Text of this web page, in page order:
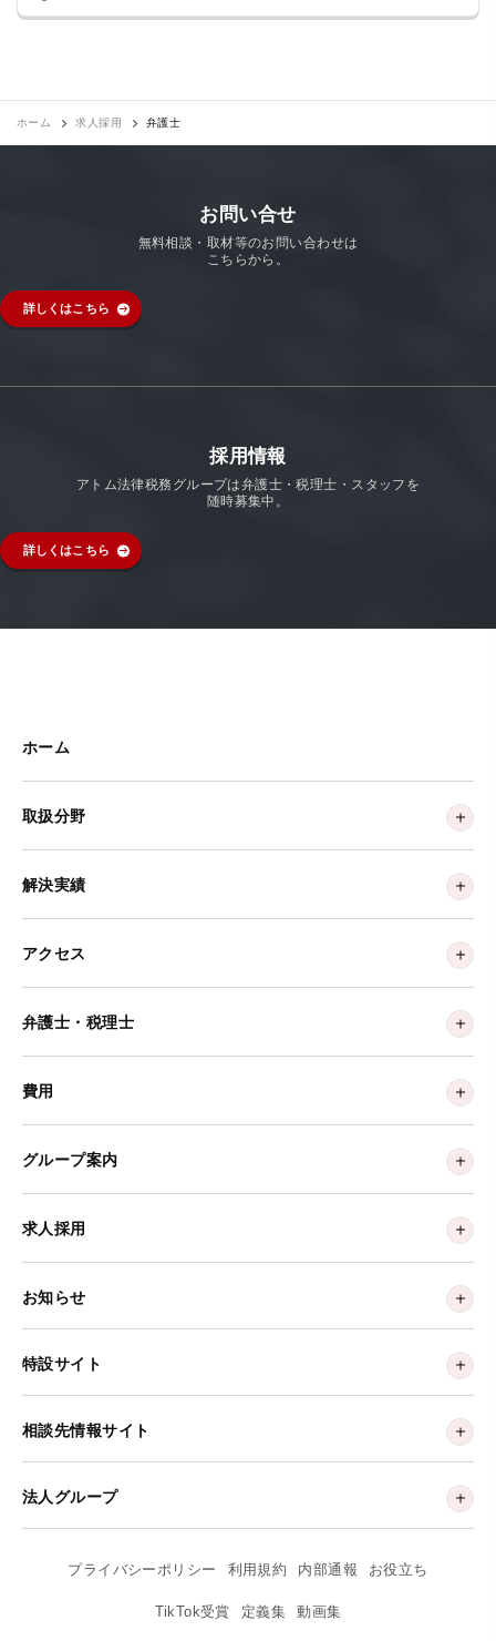
ホーム 求人採用 弁護士
お問い合せ
無料相談・取材等のお問い合わせは
こちらから。
詳しくはこちら
採用情報
アトム法律税務グループは弁護士・税理士・スタッフを
随時募集中。
詳しくはこちら
ホーム
取扱分野
解決実績
アクセス
弁護士・税理士
費用
グループ案内
求人採用
お知らせ
特設サイト
相談先情報サイト
法人グループ
プライバシーポリシー 利用規約 内部通報 お役立ち
TikTok受賞 定義集 動画集